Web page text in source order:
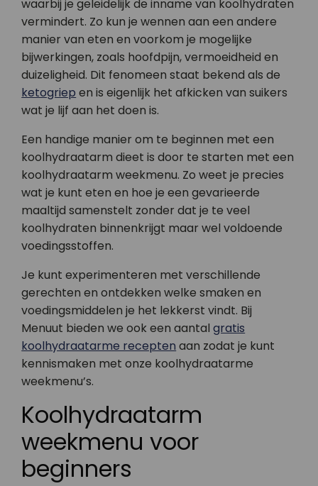
waarbij je geleidelijk de inname van koolhydraten
vermindert. Zo kun je wennen aan een andere
manier van eten en voorkom je mogelijke
bijwerkingen, zoals hoofdpijn, vermoeidheid en
duizeligheid. Dit fenomeen staat bekend als de
ketogriep en is eigenlijk het afkicken van suikers
wat je lijf aan het doen is.
Een handige manier om te beginnen met een
koolhydraatarm dieet is door te starten met een
koolhydraatarm weekmenu. Zo weet je precies
wat je kunt eten en hoe je een gevarieerde
maaltijd samenstelt zonder dat je te veel
koolhydraten binnenkrijgt maar wel voldoende
voedingsstoffen.
Je kunt experimenteren met verschillende
gerechten en ontdekken welke smaken en
voedingsmiddelen je het lekkerst vindt. Bij
Menuut bieden we ook een aantalgratis
koolhydraatarme recepten aan zodat je kunt
kennismaken met onze koolhydraatarme
weekmenu’s.
Koolhydraatarm
weekmenu voor
beginners